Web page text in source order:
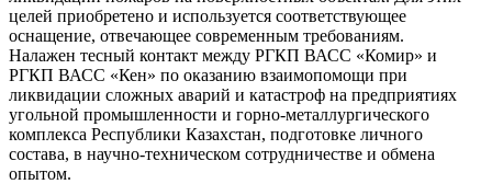
целей приобретено и используется соответствующее
оснащение, отвечающее современным требованиям.
Налажен тесный контакт между РГКП ВАСС «Комир» и
РГКП ВАСС «Кен» по оказанию взаимопомощи при
ликвидации сложных аварий и катастроф на предприятиях
угольной промышленности и горно-металлургического
комплекса Республики Казахстан, подготовке личного
состава, в научно-техническом сотрудничестве и обмена
опытом.